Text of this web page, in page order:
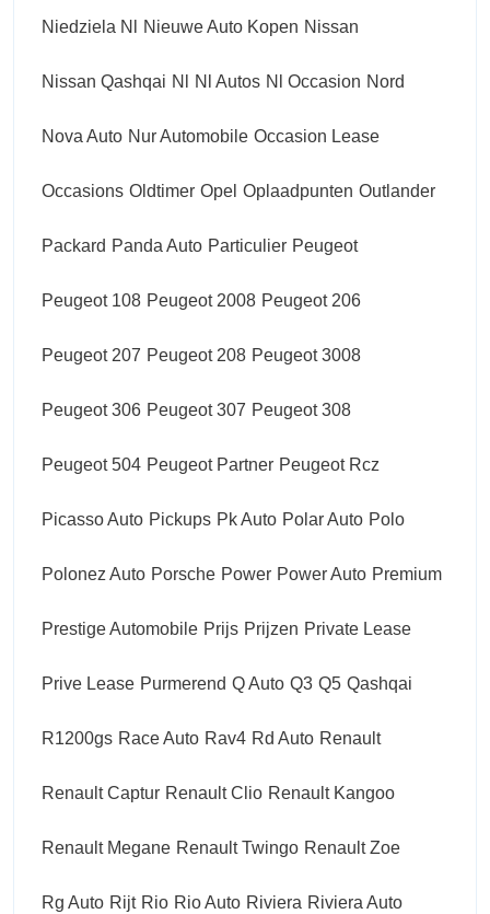
Niedziela Nl Nieuwe Auto Kopen Nissan
Nissan Qashqai Nl Nl Autos Nl Occasion Nord
Nova Auto Nur Automobile Occasion Lease
Occasions Oldtimer Opel Oplaadpunten Outlander
Packard Panda Auto Particulier Peugeot
Peugeot 108 Peugeot 2008 Peugeot 206
Peugeot 207 Peugeot 208 Peugeot 3008
Peugeot 306 Peugeot 307 Peugeot 308
Peugeot 504 Peugeot Partner Peugeot Rcz
Picasso Auto Pickups Pk Auto Polar Auto Polo
Polonez Auto Porsche Power Power Auto Premium
Prestige Automobile Prijs Prijzen Private Lease
Prive Lease Purmerend Q Auto Q3 Q5 Qashqai
R1200gs Race Auto Rav4 Rd Auto Renault
Renault Captur Renault Clio Renault Kangoo
Renault Megane Renault Twingo Renault Zoe
Rg Auto Rijt Rio Rio Auto Riviera Riviera Auto